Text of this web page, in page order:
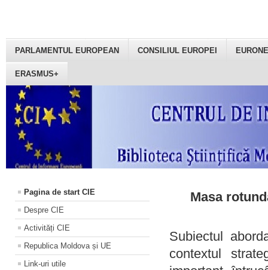
PARLAMENTUL EUROPEAN CONSILIUL EUROPEI
ERASMUS+
Pagina de start CIE
Despre CIE
Activități CIE
Republica Moldova și UE
Link-uri utile
Masa
Subiectul
contextul